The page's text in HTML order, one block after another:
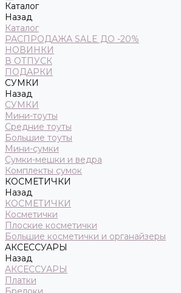
Каталог
Назад
Каталог
РАСПРОДАЖА SALE ДО -20%
НОВИНКИ
В ОТПУСК
ПОДАРКИ
СУМКИ
Назад
СУМКИ
Мини-тоуты
Средние тоуты
Большие тоуты
Мини-сумки
Сумки-мешки и ведра
Комплекты сумок
КОСМЕТИЧКИ
Назад
КОСМЕТИЧКИ
Косметички
Плоские косметички
Большие косметички и органайзеры
АКСЕССУАРЫ
Назад
АКСЕССУАРЫ
Платки